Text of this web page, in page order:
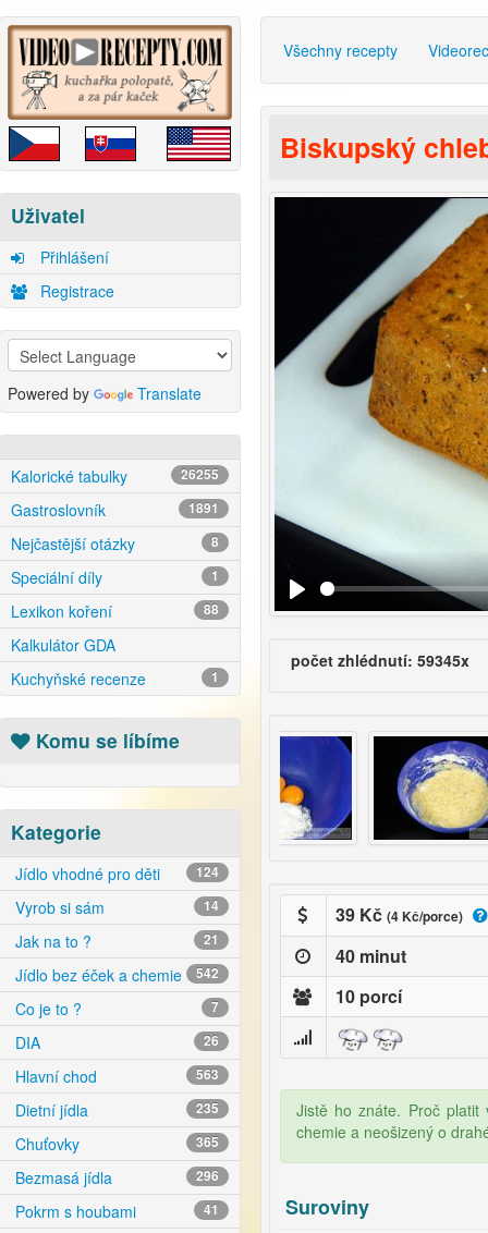
Uživatel
Přihlášení
Registrace
Powered by Translate
Kalorické tabulky 26255
Gastroslovník 1891
Nejčastější otázky 8
Speciální díly 1
Lexikon koření 88
Kalkulátor GDA
Kuchyňské recenze
1
Komu se líbíme
Kategorie
Jídlo vhodné pro děti 124
Vyrob si sám 14
Jak na to ? 21
Jídlo bez éček a chemie 542
Co je to ? 7
DIA 26
Hlavní chod 563
Dietní jídla 235
Chuťovky 365
Bezmasá jídla 296
Pokrm s houbami 41
Všechny recepty
Biskupský
počet zhlédnutí: 59345x
39 Kč (4 Kč/porce)
40 minut
10 porcí
Jistě ho znáte. Proč
chemie a neošizený o
Suroviny